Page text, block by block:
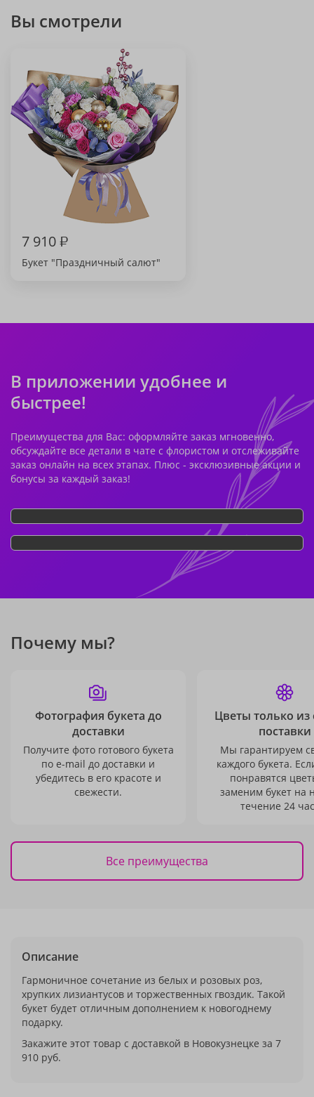
Вы смотрели
7 910₽
Букет "Праздничный салют"
В приложении удобнее и
быстрее!
Преимущества для Вас: оформляйте заказ мгновенно,
обсуждайте все детали в чате с флористом и отслеживайте
заказ онлайн на всех этапах. Плюс - эксклюзивные акции и
бонусы за каждый заказ!
Почему мы?
Фотография букета до
доставки
Получите фото готового букета
по e-mail до доставки и
убедитесь в его красоте и
свежести.
Цветы только из
поставки
Мы гарантируем
каждого букета.
понравятся
заменим букет на
течение 24
Все преимущества
Описание
Гармоничное сочетание из белых и розовых роз,
хрупких лизиантусов и торжественных гвоздик. Такой
букет будет отличным дополнением к новогоднему
подарку.
Закажите этот товар с доставкой в Новокузнецке за 7
910 руб.